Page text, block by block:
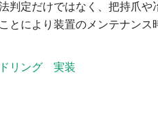
判定だけではなく、把持爪や
とにより装置のメンテナンス
リング 実装